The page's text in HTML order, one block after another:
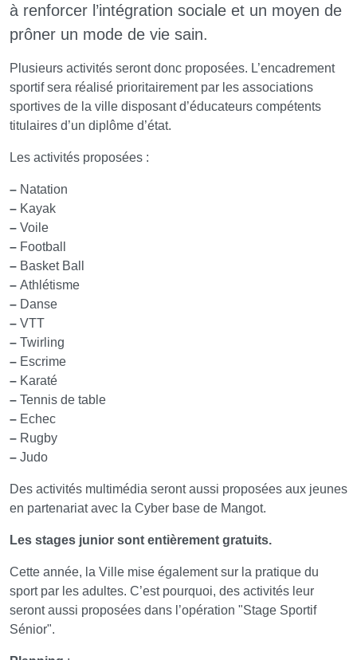
à renforcer l’intégration sociale et un moyen de
prôner un mode de vie sain.
Plusieurs activités seront donc proposées. L’encadrement
sportif sera réalisé prioritairement par les associations
sportives de la ville disposant d’éducateurs compétents
titulaires d’un diplôme d’état.
Les activités proposées :
– Natation
– Kayak
– Voile
– Football
– Basket Ball
– Athlétisme
– Danse
– VTT
– Twirling
– Escrime
– Karaté
– Tennis de table
– Echec
– Rugby
– Judo
Des activités multimédia seront aussi proposées aux jeunes
en partenariat avec la Cyber base de Mangot.
Les stages junior sont entièrement gratuits.
Cette année, la Ville mise également sur la pratique du
sport par les adultes. C’est pourquoi, des activités leur
seront aussi proposées dans l’opération "Stage Sportif
Sénior".